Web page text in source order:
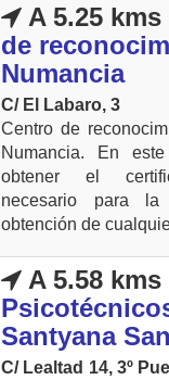
A 5.25 kms
de
Numancia
C/ El Labaro, 3
Centro de
Numancia. En
obtener el
necesario para la
obtención de
A 5.58 kms
Santyana
C/ Lealtad 14, 3º